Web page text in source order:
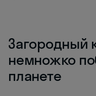
Загородный
немножко
планете